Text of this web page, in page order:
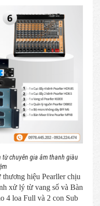
chuyên gia âm thanh giàu
hiệu Pearller chịu
xử lý từ vang số và Bàn
4 loa Full và 2 con Sub